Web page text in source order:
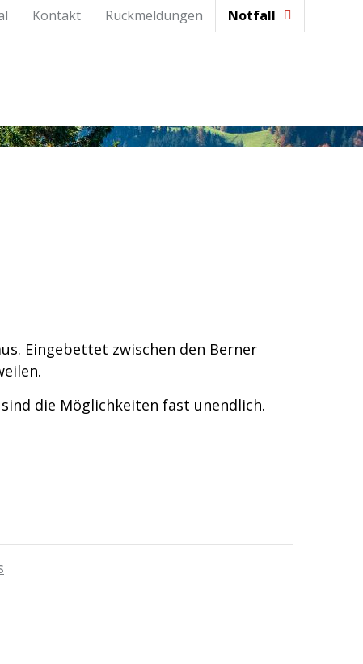
Notfall
Rückmeldungen
Kontakt
Eingebettet zwischen den Berner
die Möglichkeiten fast unendlich.